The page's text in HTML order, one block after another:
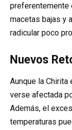
preferentemente
macetas bajas y
radicular poco
Nuevos
Aunque la
verse afectada
Además, el
temperaturas